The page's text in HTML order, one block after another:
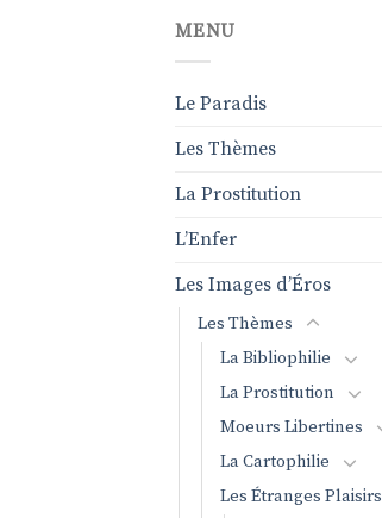
MENU
Le Paradis
Les Thèmes
La Prostitution
L’Enfer
Les Images d’Éros
Les Thèmes
La Bibliophilie
La Prostitution
Moeurs Libertines
La Cartophilie
Les Étranges Plaisirs